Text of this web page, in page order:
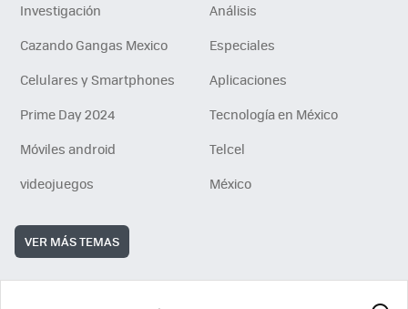
Investigación
Análisis
Cazando Gangas Mexico
Especiales
Celulares y Smartphones
Aplicaciones
Prime Day 2024
Tecnología en México
Móviles android
Telcel
videojuegos
México
VER MÁS TEMAS